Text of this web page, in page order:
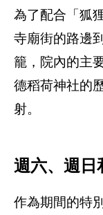
為了配合「狐
寺廟街的路邊
籠，院內的主
德稻荷神社的
射。
週六、週日
作為期間的特